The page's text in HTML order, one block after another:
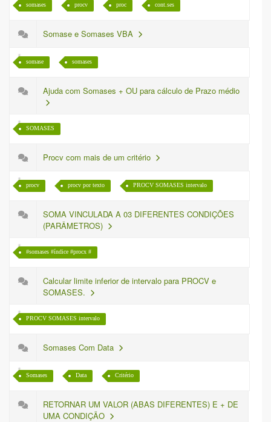
somases procv proc cont.ses
Somase e Somases VBA
somase somases
Ajuda com Somases + OU para cálculo de Prazo médio
SOMASES
Procv com mais de um critério
procv procv por texto PROCV SOMASES intervalo
SOMA VINCULADA A 03 DIFERENTES CONDIÇÕES
(PARÂMETROS)
#somases #índice #procx #
Calcular limite inferior de intervalo para PROCV e
SOMASES.
PROCV SOMASES intervalo
Somases Com Data
Somases Data Critério
RETORNAR UM VALOR (ABAS DIFERENTES) E + DE
UMA CONDIÇÃO